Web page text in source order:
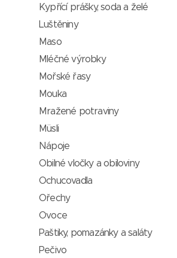
Kypřící prášky, soda a želé
Luštěniny
Maso
Mléčné výrobky
Mořské řasy
Mouka
Mražené potraviny
Müsli
Nápoje
Obilné vločky a obiloviny
Ochucovadla
Ořechy
Ovoce
Paštiky, pomazánky a saláty
Pečivo